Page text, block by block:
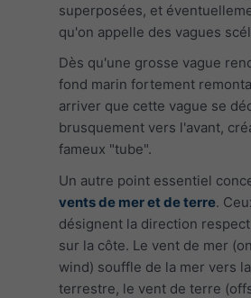
superposées, et
qu'on appelle des vagues
Dès qu'une grosse vague
fond marin fortement
arriver que cette vague se
brusquement vers l'avant,
fameux "tube".
Un autre point essentiel
vents de mer et de terre.
désignent la direction
sur la côte. Le vent de mer
wind) souffle de la mer vers
terrestre, le vent de terre